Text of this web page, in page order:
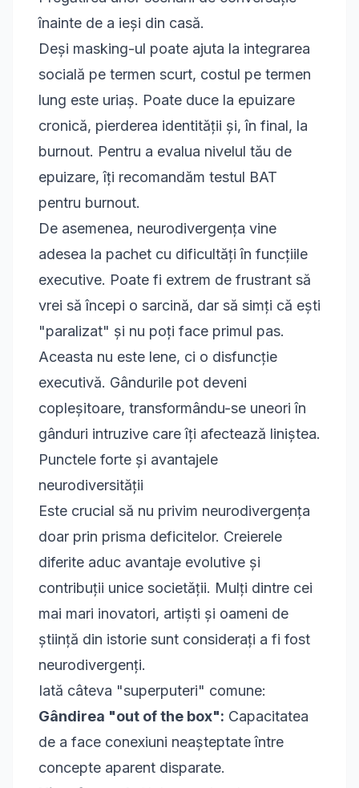
înainte de a ieși din casă.
Deși masking-ul poate ajuta la integrarea
socială pe termen scurt, costul pe termen
lung este uriaș. Poate duce la epuizare
cronică, pierderea identității și, în final, la
burnout. Pentru a evalua nivelul tău de
epuizare, îți recomandăm testul BAT
pentru burnout.
De asemenea, neurodivergența vine
adesea la pachet cu dificultăți în funcțiile
executive. Poate fi extrem de frustrant să
vrei să începi o sarcină, dar să simți că ești
"paralizat" și nu poți face primul pas.
Aceasta nu este lene, ci o disfuncție
executivă. Gândurile pot deveni
copleșitoare, transformându-se uneori în
gânduri intruzive care îți afectează liniștea.
Punctele forte și avantajele
neurodiversității
Este crucial să nu privim neurodivergența
doar prin prisma deficitelor. Creierele
diferite aduc avantaje evolutive și
contribuții unice societății. Mulți dintre cei
mai mari inovatori, artiști și oameni de
știință din istorie sunt considerați a fi fost
neurodivergenți.
Iată câteva "superputeri" comune:
Gândirea "out of the box": Capacitatea
de a face conexiuni neașteptate între
concepte aparent disparate.